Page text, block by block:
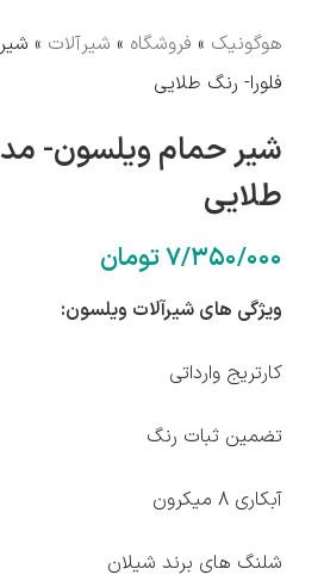
هوگونیک » فروشگاه » شیرآلات »
فلورا- رنگ طلایی
شیر حمام ویلسون-
طلایی
۷/۳۵۰/۰۰۰تومان
ویژگی های شیرآلات ویلسون:
کارتریج وارداتی
تضمین ثبات رنگ
آبکاری 8 میکرون
شلنگ های برند شیلان